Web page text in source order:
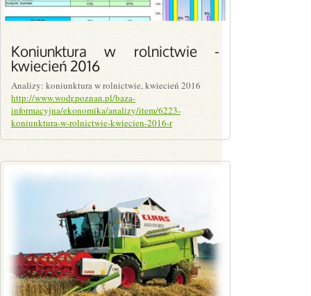
Koniunktura w rolnictwie -
kwiecień 2016
Analizy: koniunktura w rolnictwie, kwiecień 2016
http://www.wodr.poznan.pl/baza-
informacyjna/ekonomika/analizy/item/6223-
koniunktura-w-rolnictwie-kwiecien-2016-r